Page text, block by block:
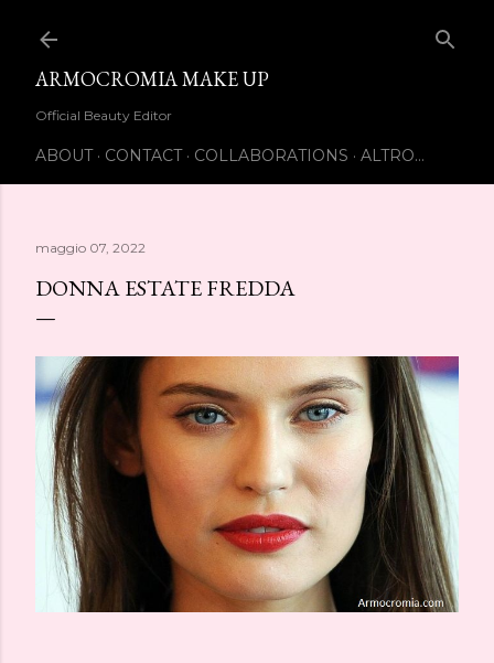
ARMOCROMIA MAKE UP
Official Beauty Editor
ABOUT CONTACT COLLABORATIONS ALTRO…
maggio 07, 2022
DONNA ESTATE FREDDA